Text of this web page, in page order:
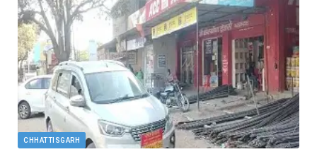
CHHATTISGARH